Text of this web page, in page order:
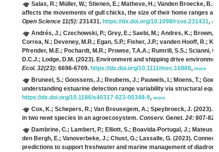
Salas, R.; Müller, W.; Stienen, E.; Matheve, H.; Vanden Broecke, B.;
affects the movements of gull chicks, the size of their home ranges
Open Science 11(5): 231431. https://dx.doi.org/10.1098/rsos.231431,
Andrés, J.; Czechowski, P.; Grey, E.; Saebi, M.; Andres, K.; Brown,
Correa, N.; Deveney, M.R.; Egan, S.P.; Fisher, J.P.; vanden Hooff, R.;
Pfrender, M.E.; Pochardt, M.R.; Prowse, T.A.A.; Rumrill, S.S.; Scianni,
D.C.J.; Lodge, D.M. (2023). Environment and shipping drive
Ecol. 32(23): 6696-6709. https://dx.doi.org/10.1111/mec.16888, more
Bruneel, S.; Goossens, J.; Reubens, J.; Pauwels, I.; Moens, T.;
understanding estuarine detection range variability via structural
https://dx.doi.org/10.1186/s40317-023-00348-9, more
Cox, K.; Schepers, R.; Van Breusegem, A.; Speybroeck, J. (2023).
in two newt species in an agroecosystem. Conserv. Genet. 24: 807-
Dambrine, C.; Lambert, P.; Elliott, S.; Boavida-Portugal, J.; Mateus,
den Bergh, E.; Vanoverbeke, J.; Chust, G.; Lassalle, G. (2023).
predictions to support freshwater and marine management of